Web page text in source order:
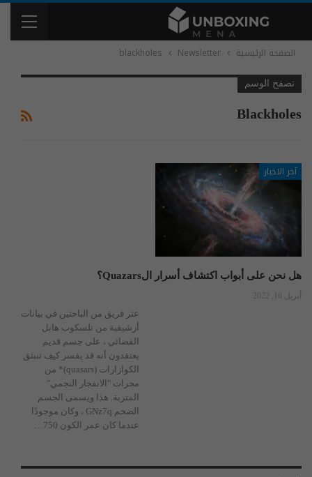
الصفحة الرئيسية Newsletter
blackholes
تصفح الوسم
Blackholes
آخر الاخبار
هل نحن على أبواب اكتشاف أسرار الQuazars؟
أبريل 16, 2022
عثر فريق من الباحثين في بيانات
أرشيفية من تلسكوب هابل
الفضائي ، على جسم قديم
يعتقدون أنه قد يفسر كيف تنبثق
الكوازارات (quasars)* من
مجرات "الانفجار النجمي"
المتربة. هذا ويسمى الجسم
الضخم GNz7q ، وكان موجودًا
عندما كان عمر الكون 750
…